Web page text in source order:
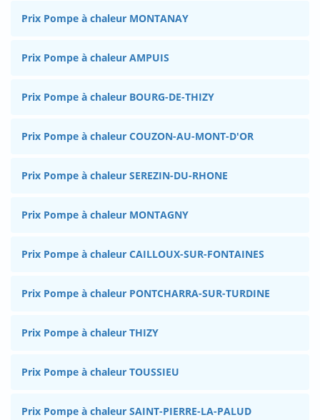
Prix Pompe à chaleur MONTANAY
Prix Pompe à chaleur AMPUIS
Prix Pompe à chaleur BOURG-DE-THIZY
Prix Pompe à chaleur COUZON-AU-MONT-D'OR
Prix Pompe à chaleur SEREZIN-DU-RHONE
Prix Pompe à chaleur MONTAGNY
Prix Pompe à chaleur CAILLOUX-SUR-FONTAINES
Prix Pompe à chaleur PONTCHARRA-SUR-TURDINE
Prix Pompe à chaleur THIZY
Prix Pompe à chaleur TOUSSIEU
Prix Pompe à chaleur SAINT-PIERRE-LA-PALUD